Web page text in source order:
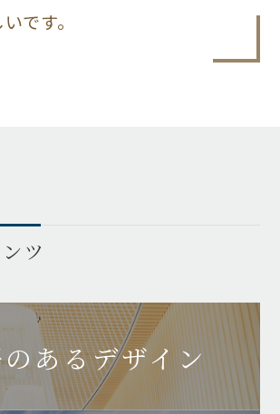
です。
ツ
あるデザイン